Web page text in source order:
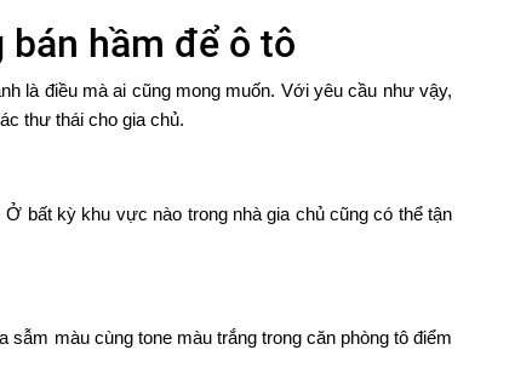
hầm để ô tô
là điều mà ai cũng mong muốn. Với yêu cầu như vậy,
thư thái cho gia chủ.
bất kỳ khu vực nào trong nhà gia chủ cũng có thể tận
màu cùng tone màu trắng trong căn phòng tô điểm